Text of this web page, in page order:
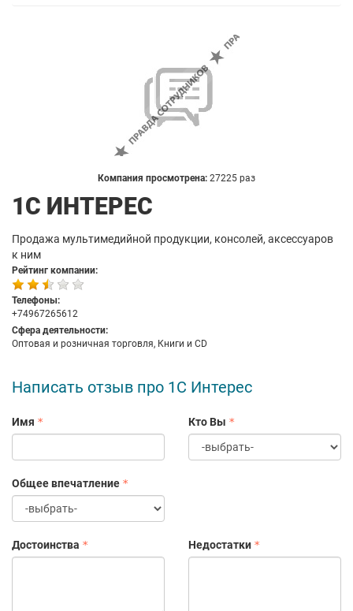
Компания просмотрена: 27225 раз
1С ИНТЕРЕС
Продажа мультимедийной продукции, консолей, аксессуаров
к ним
Рейтинг компании:
Телефоны:
+74967265612
Сфера деятельности:
Оптовая и розничная торговля, Книги и CD
Написать отзыв про 1С Интерес
Имя Кто Вы
Общее впечатление
Достоинства Недостатки